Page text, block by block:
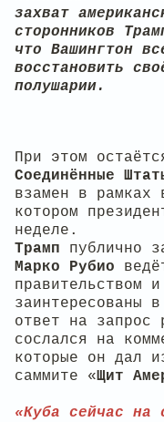
захват
сторонников
что Вашингтон
восстановить
полушарии.
При этом
Соединённые
взамен в рамках
котором
неделе.
Трамп публично
Марко Рубио
правительством
заинтересованы
ответ на запрос
сослался на
которые он дал
саммите «Щит
«Куба сейчас на